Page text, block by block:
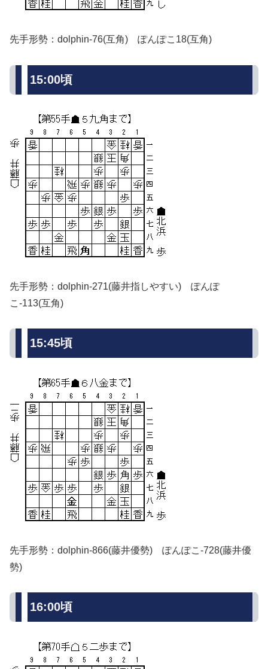
先手形勢：dolphin-76(互角) ぽんぽこ18(互角)
15:00頃
先手形勢：dolphin-271(藤井指しやすい) ぽんぽ
こ-113(互角)
15:45頃
先手形勢：dolphin-866(藤井優勢) ぽんぽこ-728(藤井優
勢)
16:00頃